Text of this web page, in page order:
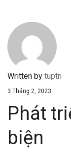
Written by tuptn
3 Tháng 2, 2023
Phát
biện